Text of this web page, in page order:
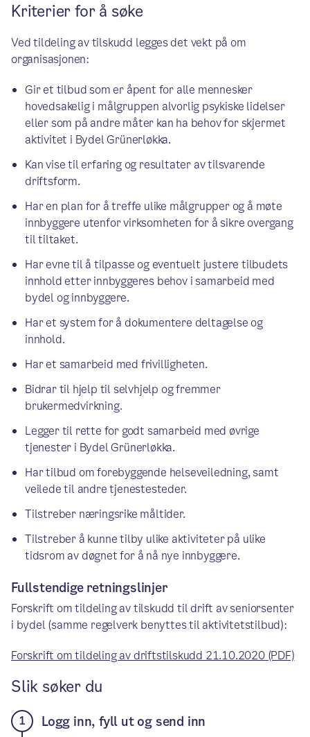
Kriterier for å søke
Ved tildeling av tilskudd legges det vekt på om
organisasjonen:
Gir et tilbud som er åpent for alle mennesker
hovedsakelig i målgruppen alvorlig psykiske lidelser
eller som på andre måter kan ha behov for skjermet
aktivitet i Bydel Grünerløkka.
Kan vise til erfaring og resultater av tilsvarende
driftsform.
Har en plan for å treffe ulike målgrupper og å møte
innbyggere utenfor virksomheten for å sikre overgang
til tiltaket.
Har evne til å tilpasse og eventuelt justere tilbudets
innhold etter innbyggeres behov i samarbeid med
bydel og innbyggere.
Har et system for å dokumentere deltagelse og
innhold.
Har et samarbeid med frivilligheten.
Bidrar til hjelp til selvhjelp og fremmer
brukermedvirkning.
Legger til rette for godt samarbeid med øvrige
tjenester i Bydel Grünerløkka.
Har tilbud om forebyggende helseveiledning, samt
veilede til andre tjenestesteder.
Tilstreber næringsrike måltider.
Tilstreber å kunne tilby ulike aktiviteter på ulike
tidsrom av døgnet for å nå nye innbyggere.
Fullstendige retningslinjer
Forskrift om tildeling av tilskudd til drift av seniorsenter
i bydel (samme regelverk benyttes til aktivitetstilbud):
Forskrift om tildeling av driftstilskudd 21.10.2020 (PDF)
Slik søker du
Logg inn, fyll ut og send inn